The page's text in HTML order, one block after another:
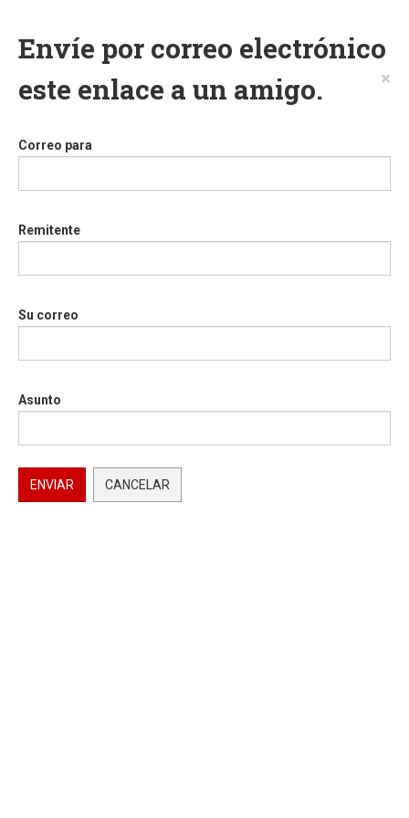
Envíe por correo electrónico
este enlace a un amigo.
×
Correo para
Remitente
Su correo
Asunto
ENVIAR CANCELAR